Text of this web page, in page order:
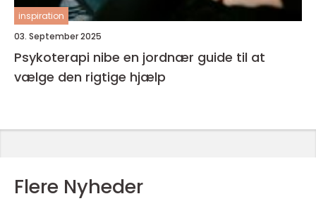
inspiration
03. September 2025
Psykoterapi nibe en jordnær guide til at
vælge den rigtige hjælp
Flere Nyheder